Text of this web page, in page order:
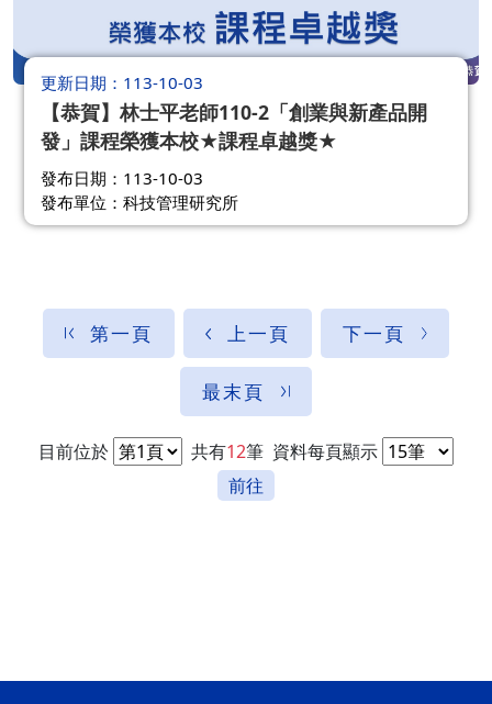
更新日期 113-10-03
【恭賀】林士平老師110-2「創業與新產品開
發」課程榮獲本校★課程卓越獎★
發布日期：113-10-03
發布單位：科技管理研究所
第一頁 上一頁 下一頁
最末頁
目前位於 共有12筆 資料每頁顯示
前往